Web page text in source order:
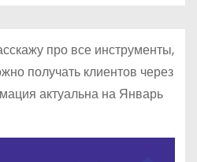
про все инструменты,
получать клиентов через
актуальна на Январь